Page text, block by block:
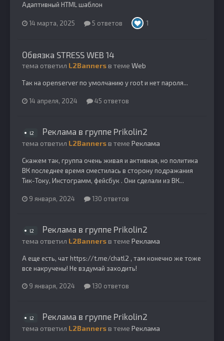
Адаптивный HTML шаблон
14 марта, 2025 5 ответов 1
Обвязка STRESS WEB 14
тема ответил L2Bannersв теме Web
Так на openserver по умолчанию у root и нет пароля...
14 апреля, 2024 45 ответов
l2 Реклама в группе Prikolin2
тема ответил L2Bannersв теме Реклама
Скажем так, группа очень живая и активная, но политика
ВК последнее время сместилась в сторону подражания
Тик-Току, Инстограмм, фейсбук . Они сделали из ВК...
9 января, 2024 130 ответов
l2 Реклама в группе Prikolin2
тема ответил L2Bannersв теме Реклама
А еще есть, чат https://t.me/chatl2 , там конечно же тоже
все накручены! Не вздумай заходить!
9 января, 2024 130 ответов
l2 Реклама в группе Prikolin2
тема ответил L2Bannersв теме Реклама